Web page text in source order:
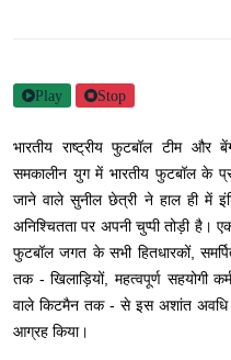
Play Stop
भारतीय राष्ट्रीय फुटबॉल टीम और
समकालीन युग में भारतीय फुटबॉल के
जाने वाले सुनील छेत्री ने हाल ही में
अनिश्चितता पर अपनी चुप्पी तोड़ी है।
फुटबॉल जगत के सभी हितधारकों,
तक - खिलाड़ियों, महत्वपूर्ण सहयोगी
वाले किटमैन तक - से इस अशांत अवधि
आग्रह किया।